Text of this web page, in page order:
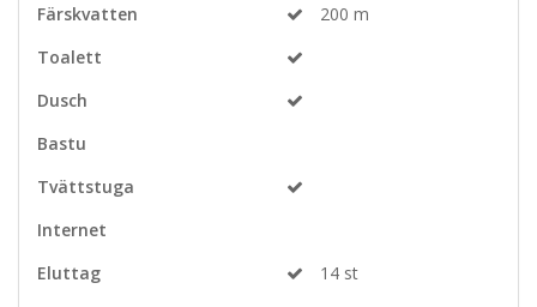
Färskvatten
200 m
Toalett
Dusch
Bastu
Tvättstuga
Internet
Eluttag
14 st